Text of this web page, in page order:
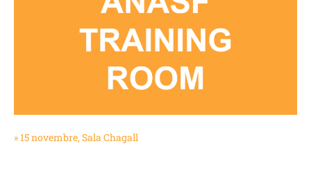
» 15 novembre, Sala Chagall